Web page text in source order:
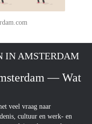
IN AMSTERDAM
— Wat
veel vraag naar
cultuur en werk- en